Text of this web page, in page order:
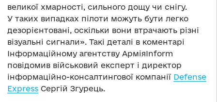
великої хмарності, сильного дощу чи снігу.
У таких випадках пілоти можуть бути легко
дезорієнтовані, оскільки вони втрачають різні
візуальні сигнали». Такі деталі в коментарі
Інформаційному агентству АрміяInform
повідомив військовий експерт і директор
інформаційно-консалтингової компанії Defense
Express Сергій Згурець.